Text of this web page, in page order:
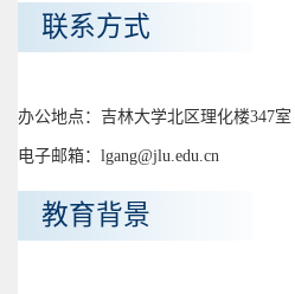
联系方式
办公地点：吉林大学北区理化楼347室
电子邮箱：lgang@jlu.edu.cn
教育背景